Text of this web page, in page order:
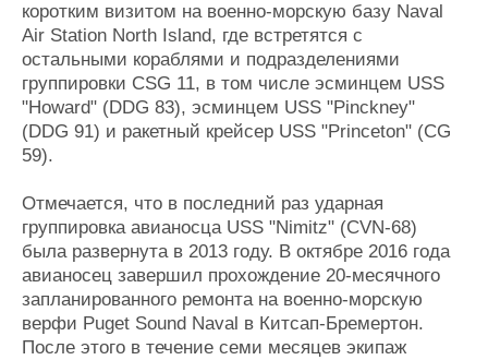
Словарь
Отзывы
Все службы
коротким визитом на военно-морскую базу Naval
Air Station North Island, где встретятся с
остальными кораблями и подразделениями
группировки CSG 11, в том числе эсминцем USS
"Howard" (DDG 83), эсминцем USS "Pinckney"
(DDG 91) и ракетный крейсер USS "Princeton" (CG
59).
Отмечается, что в последний раз ударная
группировка авианосца USS "Nimitz" (CVN-68)
была развернута в 2013 году. В октябре 2016 года
авианосец завершил прохождение 20-месячного
запланированного ремонта на военно-морскую
верфи Puget Sound Naval в Китсап-Бремертон.
После этого в течение семи месяцев экипаж